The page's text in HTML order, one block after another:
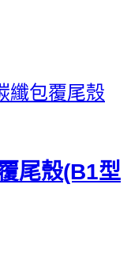
尾殼(B1型